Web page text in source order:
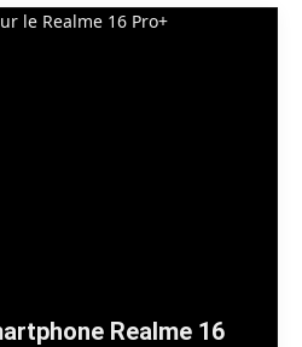
Realme 16